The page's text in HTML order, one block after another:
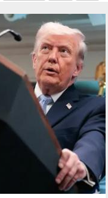
110501.jpg